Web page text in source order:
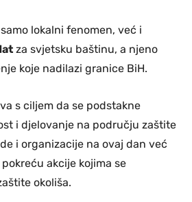
lokalni fenomen, već i
za svjetsku baštinu, a njeno
koje nadilazi granice BiH.
s ciljem da se podstakne
i djelovanje na području zaštite
i organizacije na ovaj dan već
akcije kojima se
okoliša.